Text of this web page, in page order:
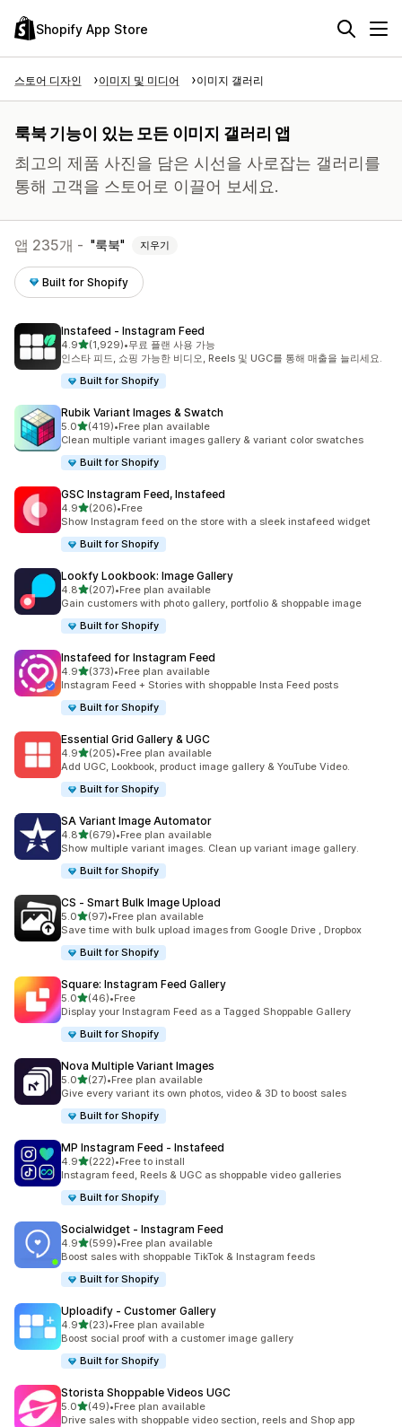
Shopify App Store
스토어 디자인 이미지 및 미디어 이미지 갤러리
룩북 기능이 있는 모든 이미지 갤러리 앱
최고의 제품 사진을 담은 시선을 사로잡는 갤러리를
통해 고객을 스토어로 이끌어 보세요.
앱 235개 - 룩북 지우기
Built for Shopify
Instafeed ‑ Instagram Feed
4.9별 5개 중
(1,929)
총 리뷰 1929개
•무료 플랜 사용 가능
인스타 피드, 쇼핑 가능한 비디오, Reels 및 UGC를 통해 매출을 늘리세요.
Built for Shopify
Rubik Variant Images & Swatch
5.0별 5개 중
(419)
총 리뷰 419개
•Free plan available
Clean multiple variant images gallery & variant color swatches
Built for Shopify
GSC Instagram Feed, Instafeed
4.9별 5개 중
(206)
총 리뷰 206개
•Free
Show Instagram feed on the store with a sleek instafeed widget
Built for Shopify
Lookfy Lookbook: Image Gallery
4.8별 5개 중
(207)
총 리뷰 207개
•Free plan available
Gain customers with photo gallery, portfolio & shoppable image
Built for Shopify
Instafeed for Instagram Feed
4.9별 5개 중
(373)
총 리뷰 373개
•Free plan available
Instagram Feed + Stories with shoppable Insta Feed posts
Built for Shopify
Essential Grid Gallery & UGC
4.9별 5개 중
(205)
총 리뷰 205개
•Free plan available
Add UGC, Lookbook, product image gallery & YouTube Video.
Built for Shopify
SA Variant Image Automator
4.8별 5개 중
(679)
총 리뷰 679개
•Free plan available
Show multiple variant images. Clean up variant image gallery.
Built for Shopify
CS ‑ Smart Bulk Image Upload
5.0별 5개 중
(97)
총 리뷰 97개
•Free plan available
Save time with bulk upload images from Google Drive , Dropbox
Built for Shopify
Square: Instagram Feed Gallery
5.0별 5개 중
(46)
총 리뷰 46개
•Free
Display your Instagram Feed as a Tagged Shoppable Gallery
Built for Shopify
Nova Multiple Variant Images
5.0별 5개 중
(27)
총 리뷰 27개
•Free plan available
Give every variant its own photos, video & 3D to boost sales
Built for Shopify
MP Instagram Feed ‑ Instafeed
4.9별 5개 중
(222)
총 리뷰 222개
•Free to install
Instagram feed, Reels & UGC as shoppable video galleries
Built for Shopify
Socialwidget ‑ Instagram Feed
4.9별 5개 중
(599)
총 리뷰 599개
•Free plan available
Boost sales with shoppable TikTok & Instagram feeds
Built for Shopify
Uploadify ‑ Customer Gallery
4.9별 5개 중
(23)
총 리뷰 23개
•Free plan available
Boost social proof with a customer image gallery
Built for Shopify
Storista Shoppable Videos UGC
5.0별 5개 중
(49)
총 리뷰 49개
•Free plan available
Drive sales with shoppable video section, reels and Shop app